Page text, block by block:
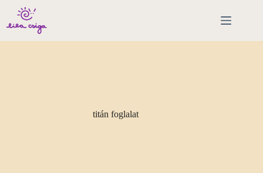
content
titán foglalat